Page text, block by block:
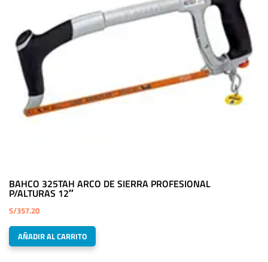
BAHCO 325TAH ARCO DE SIERRA PROFESIONAL
P/ALTURAS 12″
S/357.20
AÑADIR AL CARRITO